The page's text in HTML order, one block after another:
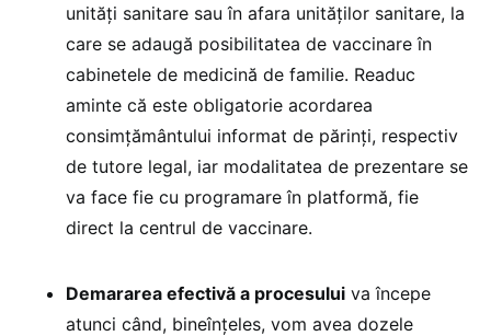
unități sanitare sau în afara unităților sanitare, la
care se adaugă posibilitatea de vaccinare în
cabinetele de medicină de familie. Readuc
aminte că este obligatorie acordarea
consimțământului informat de părinți, respectiv
de tutore legal, iar modalitatea de prezentare se
va face fie cu programare în platformă, fie
direct la centrul de vaccinare.
Demararea efectivă a procesului va începe
atunci când, bineînțeles, vom avea dozele